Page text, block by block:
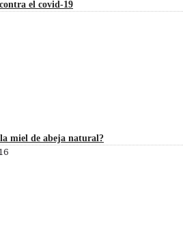
el covid-19
miel de abeja natural?